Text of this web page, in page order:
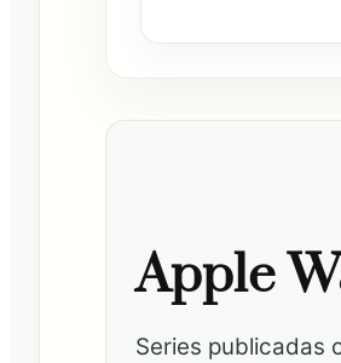
Apple
Series publicadas